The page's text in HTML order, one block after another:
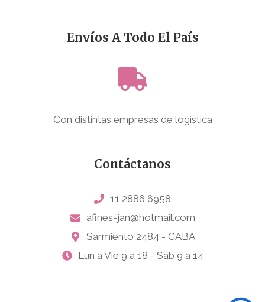
Envíos A Todo El País
Con distintas empresas de logística
Contáctanos
11 2886 6958
afines-jan@hotmail.com
Sarmiento 2484 - CABA
Lun a Vie 9 a 18 - Sáb 9 a 14